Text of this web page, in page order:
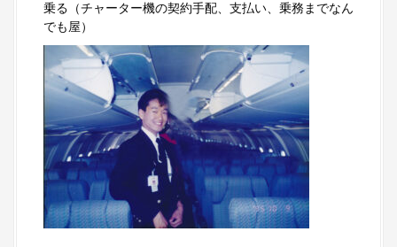
乗る（チャーター機の契約手配、支払い、乗務までなん
でも屋）